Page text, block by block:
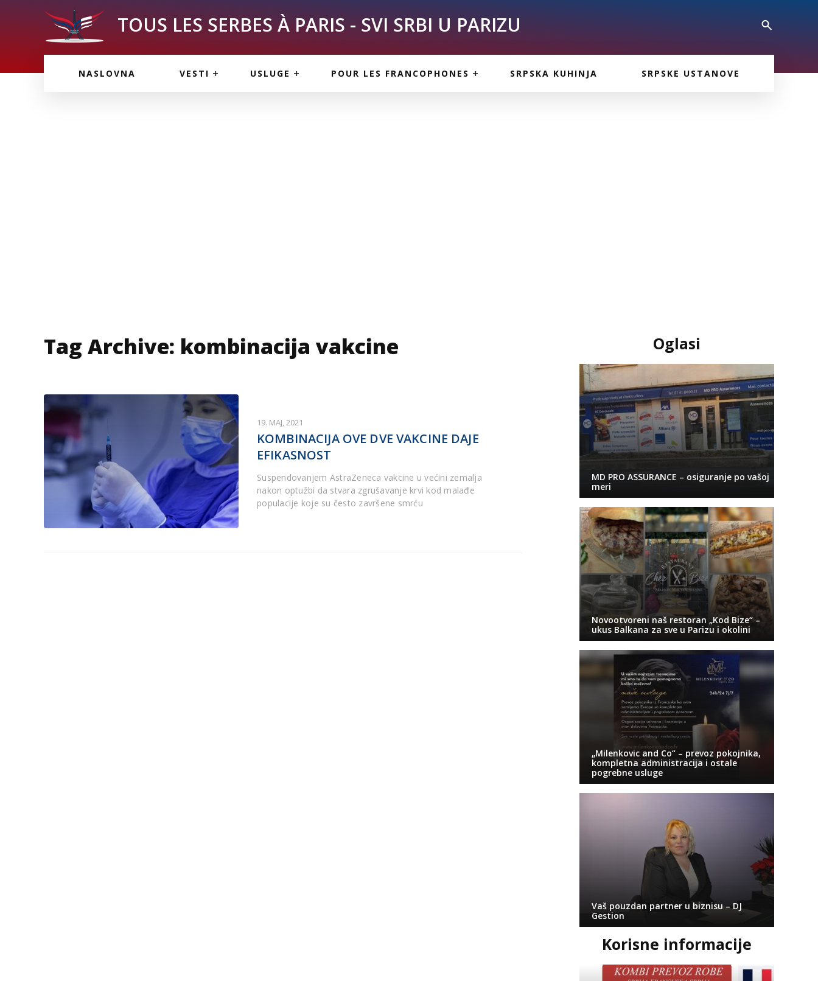
TOUS LES SERBES À PARIS - SVI SRBI U PARIZU
NASLOVNA VESTI USLUGE POUR LES FRANCOPHONES
PARIS
SRPSKA KUHINJA SRPSKE USTANOVE
Tag Archive: kombinacija vakcine
19. MAJ, 2021
KOMBINACIJA OVE DVE VAKCINE DAJE
EFIKASNOST
Suspendovanjem AstraZeneca vakcine u većini zemalja
nakon optužbi da stvara zgrušavanje krvi kod malađe
populacije koje su često završene smrću
Oglasi
MD PRO ASSURANCE – osiguranje po vašoj
meri
Novootvoreni naš restoran „Kod Bize“ –
ukus Balkana za sve u Parizu i okolini
„Milenkovic and Co“ – prevoz pokojnika,
kompletna administracija i ostale
pogrebne usluge
Vaš pouzdan partner u biznisu – DJ
Gestion
Korisne informacije